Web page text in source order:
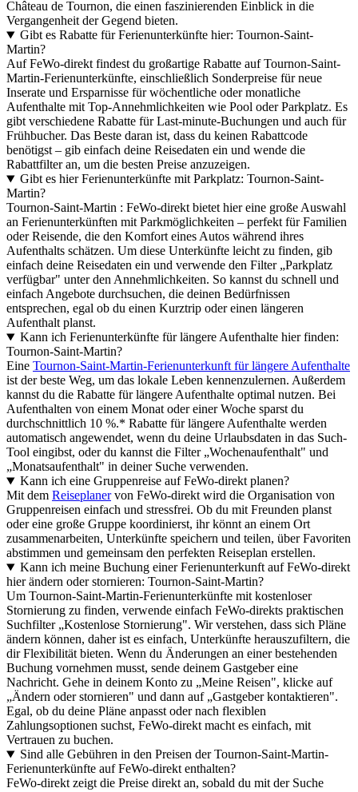
Château de Tournon, die einen faszinierenden Einblick in die
Vergangenheit der Gegend bieten.
Gibt es Rabatte für Ferienunterkünfte hier: Tournon-Saint-
Martin?
Auf FeWo-direkt findest du großartige Rabatte auf Tournon-Saint-
Martin-Ferienunterkünfte, einschließlich Sonderpreise für neue
Inserate und Ersparnisse für wöchentliche oder monatliche
Aufenthalte mit Top-Annehmlichkeiten wie Pool oder Parkplatz. Es
gibt verschiedene Rabatte für Last-minute-Buchungen und auch für
Frühbucher. Das Beste daran ist, dass du keinen Rabattcode
benötigst – gib einfach deine Reisedaten ein und wende die
Rabattfilter an, um die besten Preise anzuzeigen.
Gibt es hier Ferienunterkünfte mit Parkplatz: Tournon-Saint-
Martin?
Tournon-Saint-Martin : FeWo-direkt bietet hier eine große Auswahl
an Ferienunterkünften mit Parkmöglichkeiten – perfekt für Familien
oder Reisende, die den Komfort eines Autos während ihres
Aufenthalts schätzen. Um diese Unterkünfte leicht zu finden, gib
einfach deine Reisedaten ein und verwende den Filter „Parkplatz
verfügbar" unter den Annehmlichkeiten. So kannst du schnell und
einfach Angebote durchsuchen, die deinen Bedürfnissen
entsprechen, egal ob du einen Kurztrip oder einen längeren
Aufenthalt planst.
Kann ich Ferienunterkünfte für längere Aufenthalte hier finden:
Tournon-Saint-Martin?
Eine Tournon-Saint-Martin-Ferienunterkunft für längere Aufenthalte
ist der beste Weg, um das lokale Leben kennenzulernen. Außerdem
kannst du die Rabatte für längere Aufenthalte optimal nutzen. Bei
Aufenthalten von einem Monat oder einer Woche sparst du
durchschnittlich 10 %.* Rabatte für längere Aufenthalte werden
automatisch angewendet, wenn du deine Urlaubsdaten in das Such-
Tool eingibst, oder du kannst die Filter „Wochenaufenthalt" und
„Monatsaufenthalt" in deiner Suche verwenden.
Kann ich eine Gruppenreise auf FeWo-direkt planen?
Mit dem Reiseplanervon FeWo-direkt wird die Organisation von
Gruppenreisen einfach und stressfrei. Ob du mit Freunden planst
oder eine große Gruppe koordinierst, ihr könnt an einem Ort
zusammenarbeiten, Unterkünfte speichern und teilen, über Favoriten
abstimmen und gemeinsam den perfekten Reiseplan erstellen.
Kann ich meine Buchung einer Ferienunterkunft auf FeWo-direkt
hier ändern oder stornieren: Tournon-Saint-Martin?
Um Tournon-Saint-Martin-Ferienunterkünfte mit kostenloser
Stornierung zu finden, verwende einfach FeWo-direkts praktischen
Suchfilter „Kostenlose Stornierung". Wir verstehen, dass sich Pläne
ändern können, daher ist es einfach, Unterkünfte herauszufiltern, die
dir Flexibilität bieten. Wenn du Änderungen an einer bestehenden
Buchung vornehmen musst, sende deinem Gastgeber eine
Nachricht. Gehe in deinem Konto zu „Meine Reisen", klicke auf
„Ändern oder stornieren" und dann auf „Gastgeber kontaktieren".
Egal, ob du deine Pläne anpasst oder nach flexiblen
Zahlungsoptionen suchst, FeWo-direkt macht es einfach, mit
Vertrauen zu buchen.
Sind alle Gebühren in den Preisen der Tournon-Saint-Martin-
Ferienunterkünfte auf FeWo-direkt enthalten?
FeWo-direkt zeigt die Preise direkt an, sobald du mit der Suche